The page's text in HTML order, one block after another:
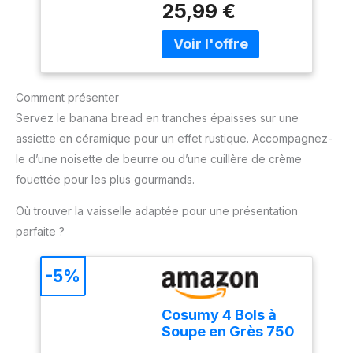
valeur de la marque en
magasin (rsp), données
2018 Fabriqué en france
inoxydable pour des
performances fiables et
durables. Design
ergonomique et facile
d'utilisation : Poignée
une utilisation
confortable et un
changement rapide des
accessoires. Compact et
quotidien : Léger, doté
mixeur est facile à ranger
et parfait pour toutes vos
tâches de cuisine.
Attache-Cordon
(HR3741/00)
<li class="p-
s01__bullet">5 vitesses
+ fonction Turbo</li> <li
25,99 €
Comment présenter
Servez le banana bread en tranches épaisses sur une
assiette en céramique pour un effet rustique. Accompagnez-
le d’une noisette de beurre ou d’une cuillère de crème
fouettée pour les plus gourmands.
Où trouver la vaisselle adaptée pour une présentation
parfaite ?
Cosumy 4 Bols à
Soupe en Grès 750
-5%